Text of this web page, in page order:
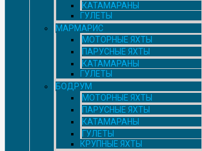
КАТАМАРАНЫ
ГУЛЕТЫ
МАРМАРИС
МОТОРНЫЕ ЯХТЫ
ПАРУСНЫЕ ЯХТЫ
КАТАМАРАНЫ
ГУЛЕТЫ
БОДРУМ
МОТОРНЫЕ ЯХТЫ
ПАРУСНЫЕ ЯХТЫ
КАТАМАРАНЫ
ГУЛЕТЫ
КРУПНЫЕ ЯХТЫ